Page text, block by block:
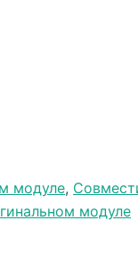
модуле,
модуле